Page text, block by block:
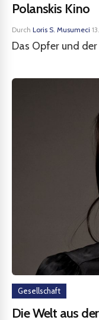
Polanskis Kino
Durch Loris S. Musumeci·
Das Opfer und der
Gesellschaft
Die Welt aus